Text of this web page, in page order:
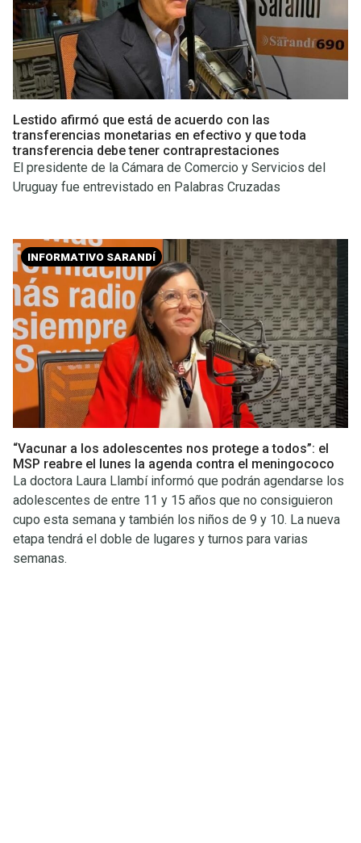
Lestido afirmó que está de acuerdo con las
transferencias monetarias en efectivo y que toda
transferencia debe tener contraprestaciones
El presidente de la Cámara de Comercio y Servicios del
Uruguay fue entrevistado en Palabras Cruzadas
INFORMATIVO SARANDÍ
“Vacunar a los adolescentes nos protege a todos”: el
MSP reabre el lunes la agenda contra el meningococo
La doctora Laura Llambí informó que podrán agendarse los
adolescentes de entre 11 y 15 años que no consiguieron
cupo esta semana y también los niños de 9 y 10. La nueva
etapa tendrá el doble de lugares y turnos para varias
semanas.